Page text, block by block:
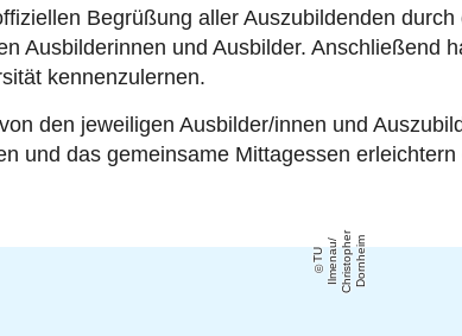
Begrüßung aller Auszubildenden
Ausbilderinnen und Ausbilder. Anschließend
kennenzulernen.
den jeweiligen Ausbilder/innen und
und das gemeinsame Mittagessen
T
U
Il
m
e
n
a
u /
C
h
ri
s
t
o
p
h e
r
D
o
r
n
h
ei m